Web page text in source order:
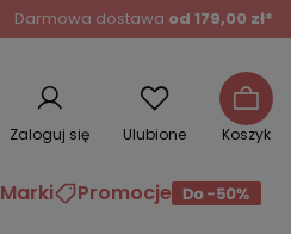
Darmowa dostawa od 179,00 zł*
Zaloguj się Ulubione Koszyk
Marki Promocje